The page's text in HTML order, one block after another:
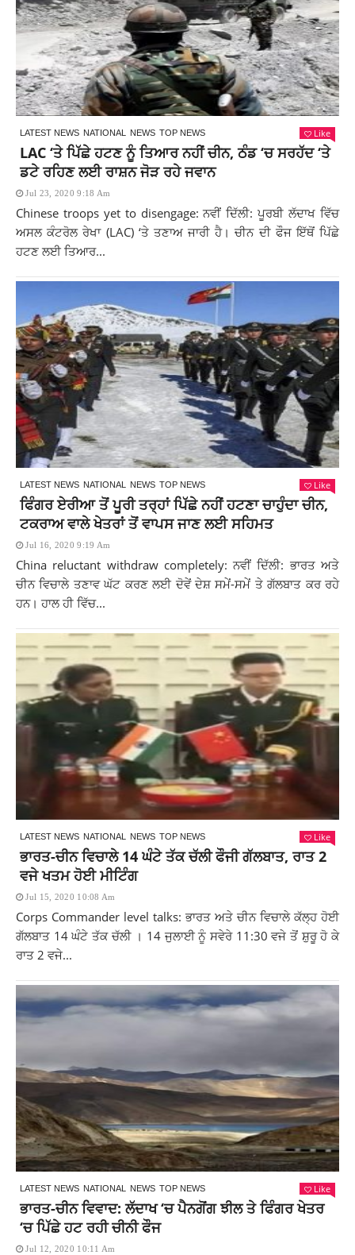
LATEST NEWS NATIONAL NEWS TOP NEWS Like
LAC ‘ਤੇ ਪਿੱਛੇ ਹਟਣ ਨੂੰ ਤਿਆਰ ਨਹੀਂ ਚੀਨ, ਠੰਡ ‘ਚ ਸਰਹੱਦ ‘ਤੇ
ਡਟੇ ਰਹਿਣ ਲਈ ਰਾਸ਼ਨ ਜੋੜ ਰਹੇ ਜਵਾਨ
Jul 23, 2020 9:18 Am
Chinese troops yet to disengage: ਨਵੀਂ ਦਿੱਲੀ: ਪੂਰਬੀ ਲੱਦਾਖ ਵਿੱਚ
ਅਸਲ ਕੰਟਰੋਲ ਰੇਖਾ (LAC) ‘ਤੇ ਤਣਾਅ ਜਾਰੀ ਹੈ। ਚੀਨ ਦੀ ਫੌਜ ਇੱਥੋਂ ਪਿੱਛੇ
ਹਟਣ ਲਈ ਤਿਆਰ...
LATEST NEWS NATIONAL NEWS TOP NEWS Like
ਫਿੰਗਰ ਏਰੀਆ ਤੋਂ ਪੂਰੀ ਤਰ੍ਹਾਂ ਪਿੱਛੇ ਨਹੀਂ ਹਟਣਾ ਚਾਹੁੰਦਾ ਚੀਨ,
ਟਕਰਾਅ ਵਾਲੇ ਖੇਤਰਾਂ ਤੋਂ ਵਾਪਸ ਜਾਣ ਲਈ ਸਹਿਮਤ
Jul 16, 2020 9:19 Am
China reluctant withdraw completely: ਨਵੀਂ ਦਿੱਲੀ: ਭਾਰਤ ਅਤੇ
ਚੀਨ ਵਿਚਾਲੇ ਤਣਾਵ ਘੱਟ ਕਰਣ ਲਈ ਦੋਵੇਂ ਦੇਸ਼ ਸਮੇਂ-ਸਮੇਂ ਤੇ ਗੱਲਬਾਤ ਕਰ ਰਹੇ
ਹਨ। ਹਾਲ ਹੀ ਵਿੱਚ...
LATEST NEWS NATIONAL NEWS TOP NEWS Like
ਭਾਰਤ-ਚੀਨ ਵਿਚਾਲੇ 14 ਘੰਟੇ ਤੱਕ ਚੱਲੀ ਫੌਜੀ ਗੱਲਬਾਤ, ਰਾਤ 2
ਵਜੇ ਖਤਮ ਹੋਈ ਮੀਟਿੰਗ
Jul 15, 2020 10:08 Am
Corps Commander level talks: ਭਾਰਤ ਅਤੇ ਚੀਨ ਵਿਚਾਲੇ ਕੱਲ੍ਹ ਹੋਈ
ਗੱਲਬਾਤ 14 ਘੰਟੇ ਤੱਕ ਚੱਲੀ । 14 ਜੁਲਾਈ ਨੂੰ ਸਵੇਰੇ 11:30 ਵਜੇ ਤੋਂ ਸ਼ੁਰੂ ਹੋ ਕੇ
ਰਾਤ 2 ਵਜੇ...
LATEST NEWS NATIONAL NEWS TOP NEWS Like
ਭਾਰਤ-ਚੀਨ ਵਿਵਾਦ: ਲੱਦਾਖ ‘ਚ ਪੈਨਗੋਂਗ ਝੀਲ ਤੇ ਫਿੰਗਰ ਖੇਤਰ
‘ਚ ਪਿੱਛੇ ਹਟ ਰਹੀ ਚੀਨੀ ਫੌਜ
Jul 12, 2020 10:11 Am